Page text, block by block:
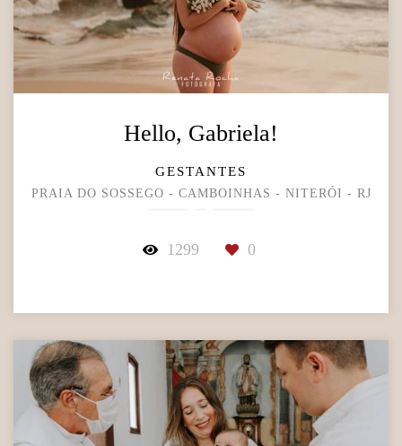
Hello, Gabriela!
GESTANTES
PRAIA DO SOSSEGO - CAMBOINHAS - NITERÓI - RJ
1299 0